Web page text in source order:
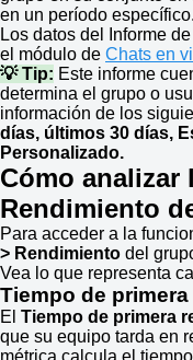
en un período específico.
Los datos del Informe
el módulo de Chats en
💡 Tip: Este informe
determina el grupo o
información de los
días, últimos 30 días,
Personalizado.
Cómo analizar
Rendimiento
Para acceder a la
> Rendimiento del
Vea lo que representa
Tiempo de
El Tiempo de primera
que su equipo tarda en
métrica calcula el